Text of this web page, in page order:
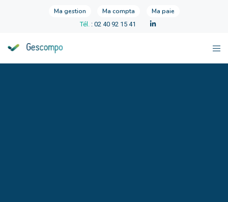
Ma gestion Ma compta Ma paie
Tél. : 02 40 92 15 41